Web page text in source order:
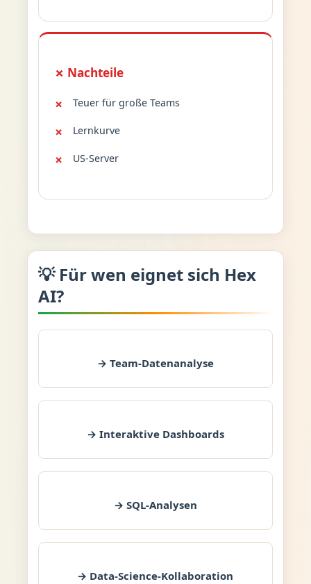
✗ Nachteile
Teuer für große Teams
Lernkurve
US-Server
💡 Für wen eignet sich Hex
AI?
→ Team-Datenanalyse
→ Interaktive Dashboards
→ SQL-Analysen
→ Data-Science-Kollaboration